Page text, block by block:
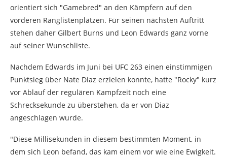
orientiert sich "Gamebred" an den Kämpfern auf den
vorderen Ranglistenplätzen. Für seinen nächsten Auftritt
stehen daher Gilbert Burns und Leon Edwards ganz vorne
auf seiner Wunschliste.
Nachdem Edwards im Juni bei UFC 263 einen einstimmigen
Punktsieg über Nate Diaz erzielen konnte, hatte "Rocky" kurz
vor Ablauf der regulären Kampfzeit noch eine
Schrecksekunde zu überstehen, da er von Diaz
angeschlagen wurde.
"Diese Millisekunden in diesem bestimmten Moment, in
dem sich Leon befand, das kam einem vor wie eine Ewigkeit.